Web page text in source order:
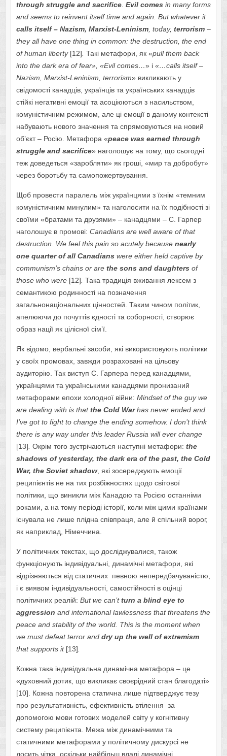
through struggle and sacrifice. Evil comesin many forms
and seems to reinvent itself time and again. But whatever it
calls itself – Nazism, Marxist-Leninism, today, terrorism–
they all have one thing in common: the destruction, the end
of human liberty [12]. Такі метафори, як «pull them back
into the dark era of fear», «Evil comes…» і «…calls itself –
Nazism, Marxist-Leninism, terrorism» викликають у
свідомості канадців, українців та українських канадців
стійкі негативні емоції та асоціюються з насильством,
комуністичним режимом, але ці емоції в даному контексті
набувають нового значення та спрямовуються на новий
об’єкт – Росію. Метафора «peace was earned through
struggle and sacrifice» наголошує на тому, що сьогодні
теж доведеться «заробляти» як гроші, «мир та добробут»
через боротьбу та самопожертвування.
Щоб провести паралель між українцями з їхнім «темним
комуністичним минулим» та наголосити на їх подібності зі
своїми «братами та друзями» – канадцями – С. Гарпер
наголошує в промові: Canadians are well aware of that
destruction. We feel this pain so acutely because nearly
one quarter of all Canadianswere either held captive by
communism’s chains or are the sons and daughtersof
those who were [12]. Така традиція вживання лексем з
семантикою родинності на позначення
загальнонаціональних цінностей. Таким чином політик,
апелюючи до почуттів єдності та соборності, створює
образ нації як цілісної сім’ї.
Як відомо, вербальні засоби, які використовують політики
у своїх промовах, завжди розраховані на цільову
аудиторію. Так виступ С. Гарпера перед канадцями,
українцями та українськими канадцями пронизаний
метафорами епохи холодної війни: Mindset of the guy we
are dealing with is thatthe Cold Warhas never ended and
I’ve got to fight to change the ending somehow. I don’t think
there is any way under this leader Russia will ever change
[13]. Окрім того зустрічаються наступні метафори: the
shadows of yesterday, the dark era of the past, the Cold
War, the Soviet shadow, які зосереджують емоції
реципієнтів не на тих розбіжностях щодо світової
політики, що виникли між Канадою та Росією останніми
роками, а на тому періоді історії, коли між цими країнами
існувала не лише плідна співпраця, але й спільний ворог,
як наприклад, Німеччина.
У політичних текстах, що досліджувалися, також
функціонують індивідуальні, динамічні метафори, які
відрізняються від статичних певною непередбачуваністю,
і є виявом індивідуальності, самостійності в оцінці
політичних реалій: But we can’tturn a blind eye to
aggression and international lawlessness that threatens the
peace and stability of the world. This is the moment when
we must defeat terror and dry up the well of extremism
that supports it [13].
Кожна така індивідуальна динамічна метафора – це
«духовний дотик, що викликає своєрідний стан благодаті»
[10]. Кожна повторена статична лише підтверджує тезу
про результативність, ефективність втілення за
допомогою мови готових моделей світу у когнітивну
систему реципієнта. Межа між динамічними та
статичними метафорами у політичному дискурсі не
досить чітка, оскільки найбільш вдалі динамічні